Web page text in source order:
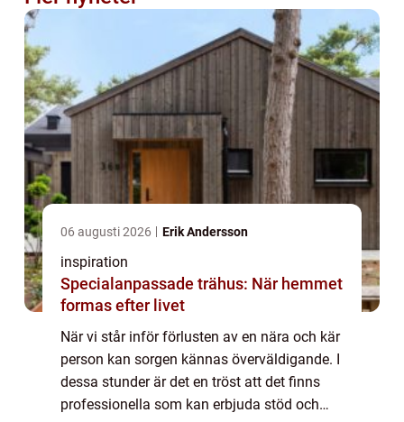
06 augusti 2026 Erik Andersson
inspiration
Specialanpassade trähus: När hemmet
formas efter livet
När vi står inför förlusten av en nära och kär
person kan sorgen kännas överväldigande. I
dessa stunder är det en tröst att det finns
professionella som kan erbjuda stöd och